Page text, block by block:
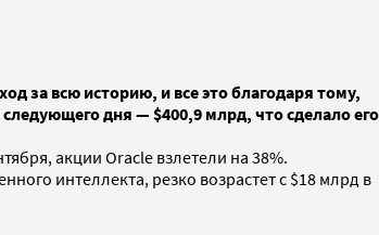
за всю историю, и все это благодаря тому,
дня — $400,9 млрд, что сделало его
акции Oracle взлетели на 38%.
интеллекта, резко возрастет с $18 млрд в